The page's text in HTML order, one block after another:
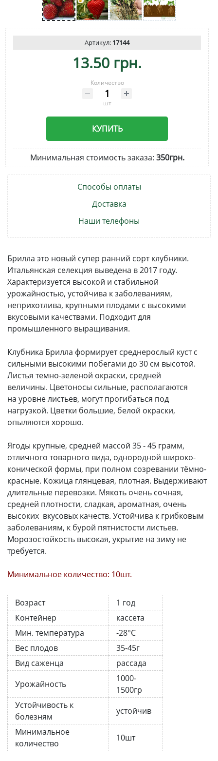
Артикул: 17144
13.50 грн.
Количество
шт
КУПИТЬ
Минимальная стоимость заказа: 350грн.
Способы оплаты
Доставка
Наши телефоны
Брилла это новый супер ранний сорт клубники.
Итальянская селекция выведена в 2017 году.
Характеризуется высокой и стабильной
урожайностью, устойчива к заболеваниям,
неприхотлива, крупными плодами с высокими
вкусовыми качествами. Подходит для
промышленного выращивания.
Клубника Брилла формирует среднерослый куст с
сильными высокими побегами до 30 см высотой.
Листья темно-зеленой окраски, средней
величины. Цветоносы сильные, располагаются
на уровне листьев, могут прогибаться под
нагрузкой. Цветки большие, белой окраски,
опыляются хорошо.
Ягоды крупные, средней массой 35 - 45 грамм,
отличного товарного вида, однородной широко-
конической формы, при полном созревании тёмно-
красные. Кожица глянцевая, плотная. Выдерживают
длительные перевозки. Мякоть очень сочная,
средней плотности, сладкая, ароматная, очень
высоких вкусовых качеств. Устойчива к грибковым
заболеваниям, к бурой пятнистости листьев.
Морозостойкость высокая, укрытие на зиму не
требуется.
Минимальное количество: 10шт.
Возраст
1 год
Контейнер
кассета
Мин. температура
-28°C
Вес плодов
35-45г
Вид саженца
рассада
Урожайность
1000-
1500гр
Устойчивость к
болезням
устойчив
Минимальное
количество
10шт